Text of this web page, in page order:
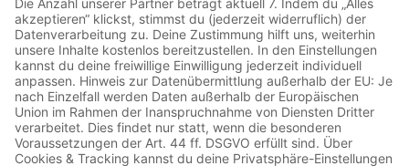
00:18:42
20 Jahre Commando Cannstatt, Hooliganismus in Russland
sollte legalisiert werden und Heino Hassler, Mitarbeiter beim
Nürnberger Fanprojekt, verstarb. Um diese und weiterer
Themen geht es in dieser Folge. Beteiligte Vereine /
Gruppierungen etc.: Bradford City, Borussia Dortmund,
Riot0213, Dortmund Ost Hooligans, FC Carl Zeiss Jena, FC